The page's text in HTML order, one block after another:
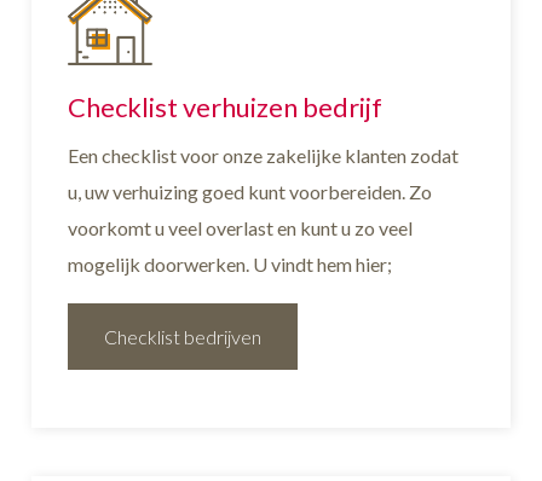
Checklist verhuizen bedrijf
Een checklist voor onze zakelijke klanten zodat
u, uw verhuizing goed kunt voorbereiden. Zo
voorkomt u veel overlast en kunt u zo veel
mogelijk doorwerken. U vindt hem hier;
Checklist bedrijven